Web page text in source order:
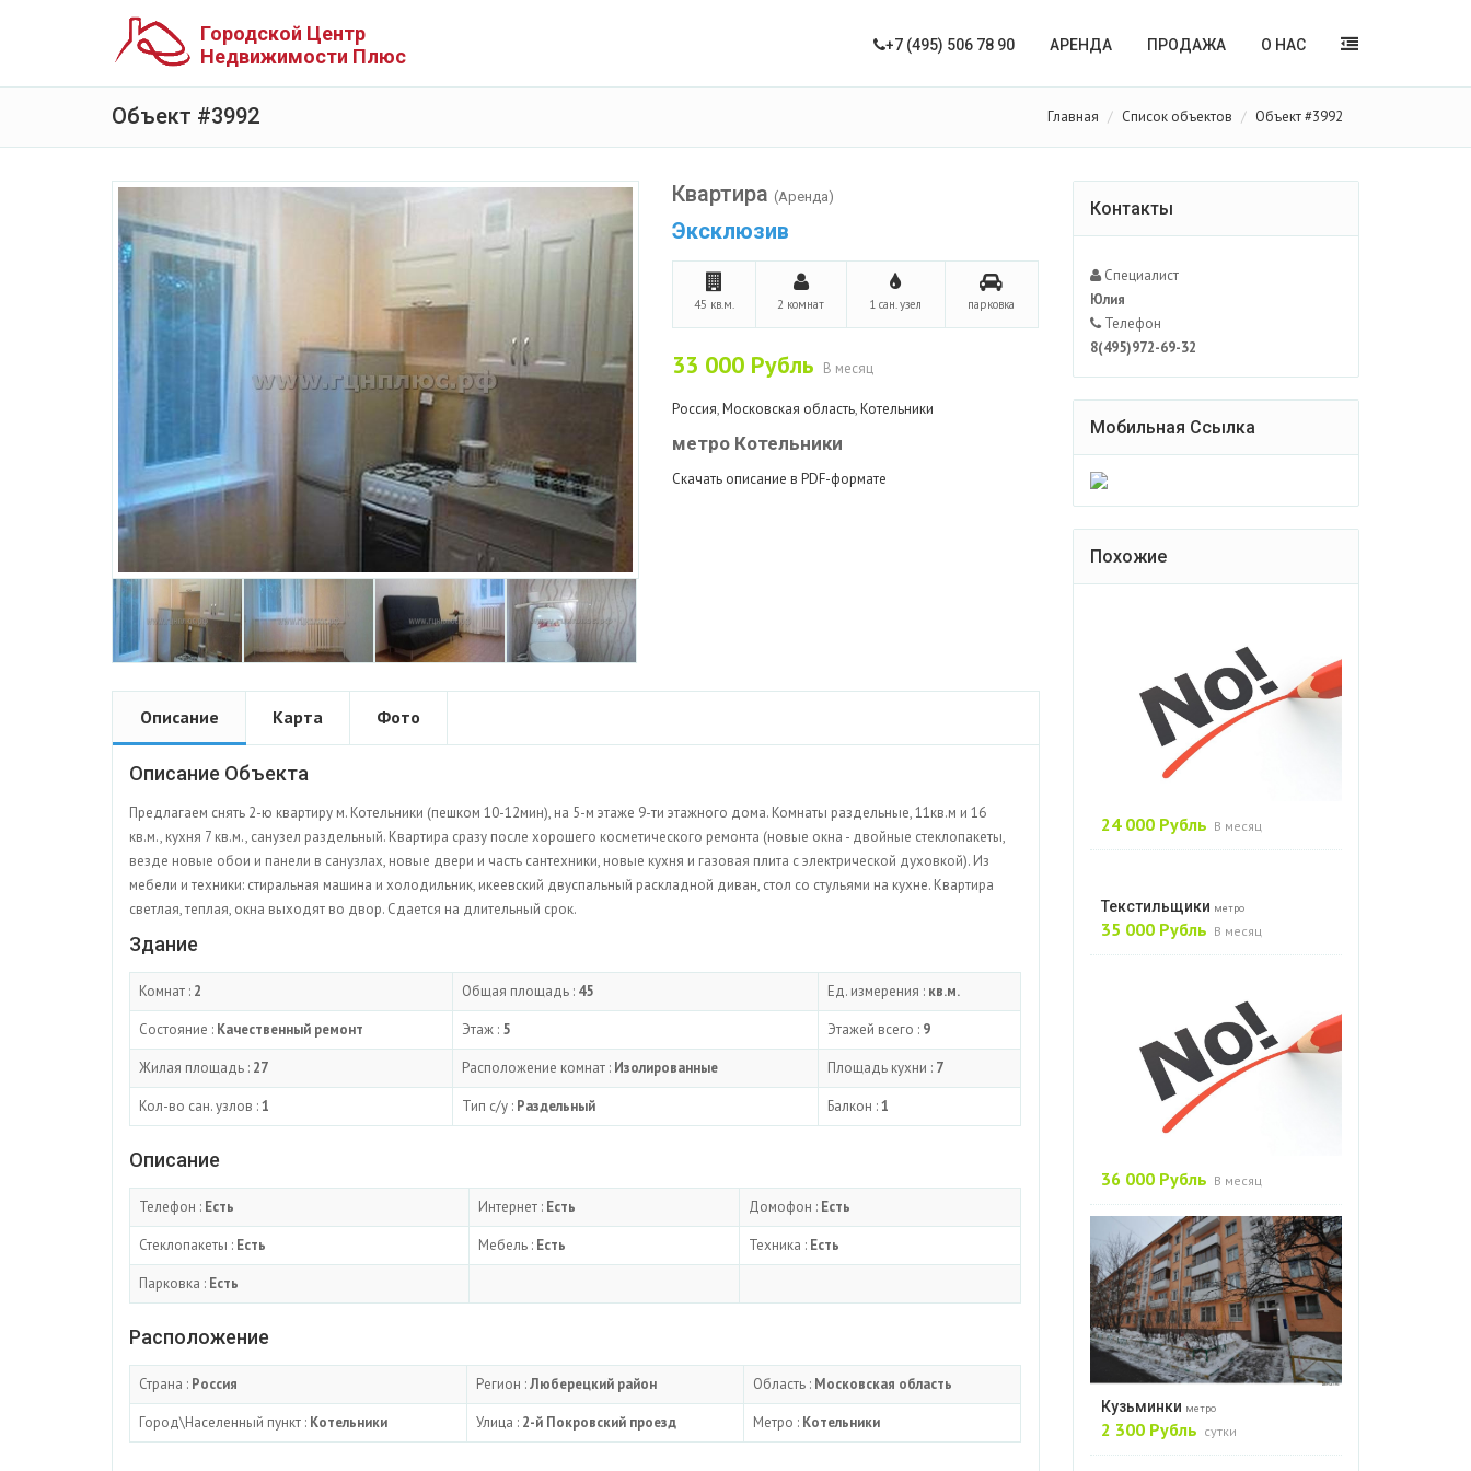
Городской Центр
Недвижимости Плюс
+7 (495) 506 78 90 АРЕНДА ПРОДАЖА О НАС
Объект #3992 Главная Список объектов Объект #3992
Квартира (Аренда)
Эксклюзив
45 кв.м. 2 комнат 1 сан. узел парковка
33 000 Рубль В месяц
Россия,Московская область,Котельники
метро Котельники
Скачать описание в PDF-формате
Описание Карта Фото
Описание Объекта
Предлагаем снять 2-ю квартиру м. Котельники (пешком 10-12мин), на 5-м этаже 9-ти этажного дома. Комнаты раздельные, 11кв.м и 16
кв.м., кухня 7 кв.м., санузел раздельный. Квартира сразу после хорошего косметического ремонта (новые окна - двойные стеклопакеты,
везде новые обои и панели в санузлах, новые двери и часть сантехники, новые кухня и газовая плита с электрической духовкой). Из
мебели и техники: стиральная машина и холодильник, икеевский двуспальный раскладной диван, стол со стульями на кухне. Квартира
светлая, теплая, окна выходят во двор. Сдается на длительный срок.
Здание
Комнат : 2 Общая площадь : 45 Ед. измерения : кв.м.
Состояние : Качественный ремонт Этаж : 5 Этажей всего : 9
Жилая площадь : 27 Расположение комнат : Изолированные Площадь кухни : 7
Кол-во сан. узлов :1 Тип с/у : Раздельный Балкон :1
Описание
Телефон : Есть Интернет : Есть Домофон : Есть
Стеклопакеты : Есть Мебель : Есть Техника : Есть
Парковка : Есть
Расположение
Страна : Россия Регион :Люберецкий район Область : Московская область
Город\Населенный пункт : Котельники Улица : 2-й Покровский проезд Метро : Котельники
Контакты
Специалист
Юлия
Телефон
8(495)972-69-32
Мобильная Ссылка
Похожие
24 000 Рубль В месяц
Текстильщики метро
35 000 Рубль В месяц
36 000 Рубль В месяц
Кузьминки метро
2 300 Рубль сутки